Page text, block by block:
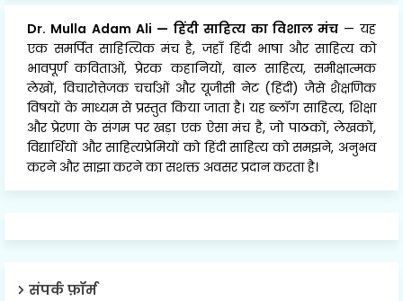
Dr. Mulla Adam Ali — हिंदी साहित्य का विशाल मंच — यह
एक समर्पित साहित्यिक मंच है, जहाँ हिंदी भाषा और साहित्य को
भावपूर्ण कविताओं, प्रेरक कहानियों, बाल साहित्य, समीक्षात्मक
लेखों, विचारोत्तेजक चर्चाओं और यूजीसी नेट (हिंदी) जैसे शैक्षणिक
विषयों के माध्यम से प्रस्तुत किया जाता है। यह ब्लॉग साहित्य, शिक्षा
और प्रेरणा के संगम पर खड़ा एक ऐसा मंच है, जो पाठकों, लेखकों,
विद्यार्थियों और साहित्यप्रेमियों को हिंदी साहित्य को समझने, अनुभव
करने और साझा करने का सशक्त अवसर प्रदान करता है।
संपर्क फ़ॉर्म